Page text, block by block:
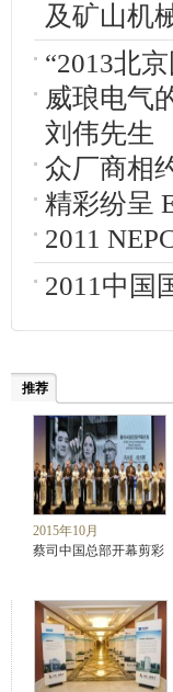
及矿山机
“2013北
威琅电气
刘伟先生
众厂商相
精彩纷呈
2011
2011中国
推荐
2015年10月
蔡司中国总部开幕剪彩